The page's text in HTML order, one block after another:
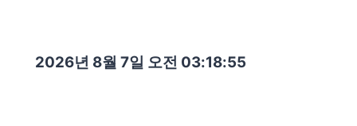
2026년 8월 7일 오전 03:18:56